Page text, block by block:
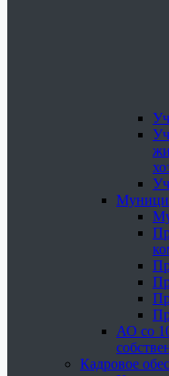
АО со
Кадровое